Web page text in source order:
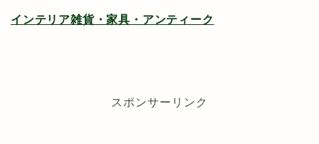
インテリア雑貨・家具・アンティーク
スポンサーリンク